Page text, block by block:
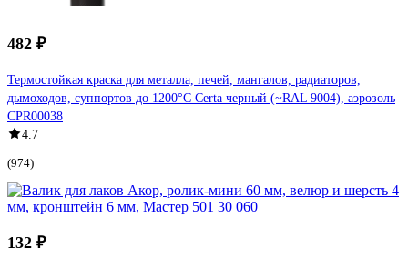
482 ₽
Термостойкая краска для металла, печей, мангалов, радиаторов,
дымоходов, суппортов до 1200°С Certa черный (~RAL 9004), аэрозоль
CPR00038
4.7
(974)
132 ₽